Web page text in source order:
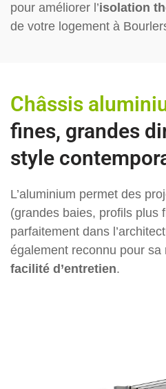
pour améliorer l’isolation
de votre logement à
Châssis
fines, grandes
style
L’aluminium permet des
(grandes baies, profils plus
parfaitement dans
également reconnu pour sa
facilité d’entretien.